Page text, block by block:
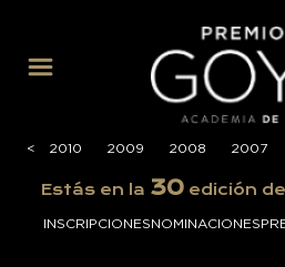
<
< 2010 2009 2008 2007
Estás en la 30 edición
INSCRIPCIONESNOMINACIONES